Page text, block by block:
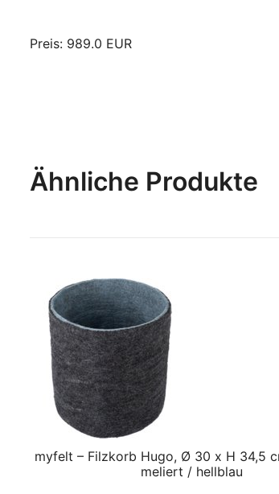
Preis: 989.0 EUR
Ähnliche Produkte
myfelt – Filzkorb Hugo, Ø 30 x H 34,5
meliert / hellblau